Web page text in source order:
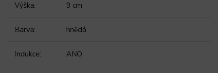
Výška: 9 cm
Barva: hnědá
Indukce: ANO